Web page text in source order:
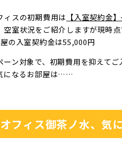
ィスの初期費用は 【入室契約金
空室状況をご紹介しますが現時
の入室契約金は55,000円
ーン対象で、初期費用を抑えてご
になるお部屋は……
フィス御茶ノ水、気